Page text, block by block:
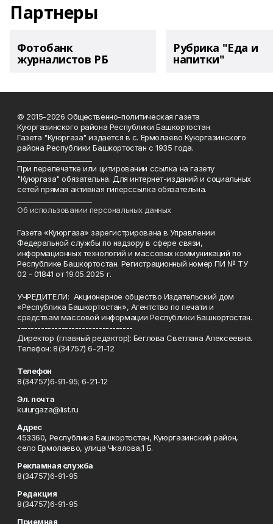
Партнеры
Фотобанк
журналистов РБ
Рубрика "Еда и
напитки"
© 2015-2026 Общественно-политическая газета
Куюргазинского района Республики Башкортостан
Газета "Куюргаза" издается в с. Ермолаево Куюргазинского
района Республики Башкортостан с 1935 года.
При перепечатке или цитировании ссылка на газету
"Куюргаза" обязательна. Для интернет-изданий и социальных
сетей прямая активная гиперссылка обязательна.
Об использовании персональных данных
Газета «Куюргаза» зарегистрирована в Управлении
Федеральной службы по надзору в сфере связи,
информационных технологий и массовых коммуникаций по
Республике Башкортостан. Регистрационный номер ПИ № ТУ
02 - 01841 от 19.05.2025 г.
УЧРЕДИТЕЛИ: Акционерное общество Издательский дом
«Республика Башкортостан», Агентство по печати и
средствам массовой информации Республики Башкортостан.
----------------------------------
Директор (главный редактор): Беглова Светлана Алексеевна.
Телефон: 8(34757) 6-21-12
Телефон
8(34757)6-91-95; 6-21-12
Эл. почта
kuiurgaza@list.ru
Адрес
453360, Республика Башкортостан, Куюргазинский район,
село Ермолаево, улица Чкалова,1 Б.
Рекламная служба
8(34757)6-91-95
Редакция
8(34757)6-91-95
Приемная